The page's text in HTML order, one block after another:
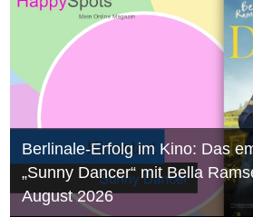
Berlinale-Erfolg im Kino: Das
„Sunny Dancer“ mit Bella
August 2026